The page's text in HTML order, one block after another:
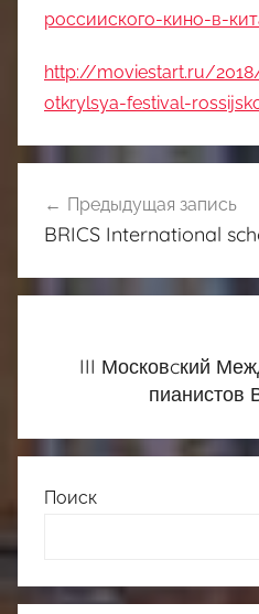
россииского-кино-в-
http://moviestart.ru/
otkrylsya-festival-
по
Предыдущая запись
BRICS International
III Московcкий
пианистов
Поиск